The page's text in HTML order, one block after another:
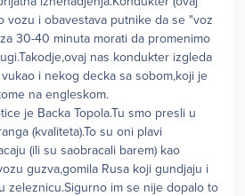
vozu i obavestava putnike da se "voz
30-40 minuta morati da promenimo
nas kondukter izgleda
i nekog decka sa sobom,koji je
na engleskom.
je Backa Topola.Tu smo presli u
(kvaliteta).To su oni plavi
(ili su saobracali barem) kao
guzva,gomila Rusa koji gundjaju i
zeleznicu.Sigurno im se nije dopalo to